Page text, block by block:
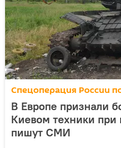
Спецоперация России
В Европе признали
Киевом техники при
пишут СМИ